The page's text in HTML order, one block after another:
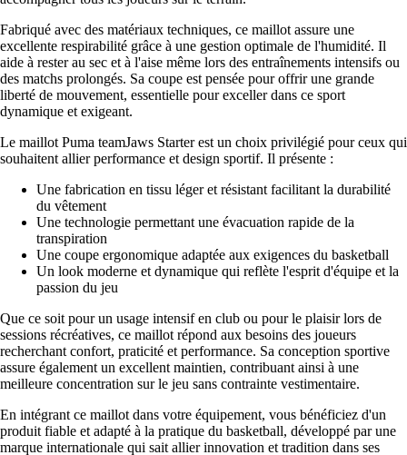
Fabriqué avec des matériaux techniques, ce maillot assure une
excellente respirabilité grâce à une gestion optimale de l'humidité. Il
aide à rester au sec et à l'aise même lors des entraînements intensifs ou
des matchs prolongés. Sa coupe est pensée pour offrir une grande
liberté de mouvement, essentielle pour exceller dans ce sport
dynamique et exigeant.
Le maillot Puma teamJaws Starter est un choix privilégié pour ceux qui
souhaitent allier performance et design sportif. Il présente :
Une fabrication en tissu léger et résistant facilitant la durabilité
du vêtement
Une technologie permettant une évacuation rapide de la
transpiration
Une coupe ergonomique adaptée aux exigences du basketball
Un look moderne et dynamique qui reflète l'esprit d'équipe et la
passion du jeu
Que ce soit pour un usage intensif en club ou pour le plaisir lors de
sessions récréatives, ce maillot répond aux besoins des joueurs
recherchant confort, praticité et performance. Sa conception sportive
assure également un excellent maintien, contribuant ainsi à une
meilleure concentration sur le jeu sans contrainte vestimentaire.
En intégrant ce maillot dans votre équipement, vous bénéficiez d'un
produit fiable et adapté à la pratique du basketball, développé par une
marque internationale qui sait allier innovation et tradition dans ses